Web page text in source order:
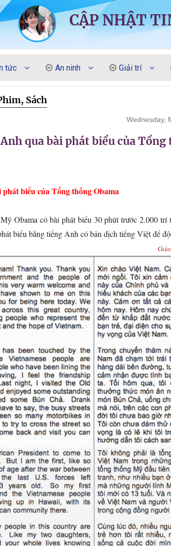
CẬP NHẬT
tức An ninh Giải trí
Sách
Wednesday,
qua bài phát biểu của Tổng
biểu của Tổng thống Obama
Obama có bài phát biểu 30 phút trước 2.000 trí
biểu bằng tiếng Anh có bản dịch tiếng Việt để